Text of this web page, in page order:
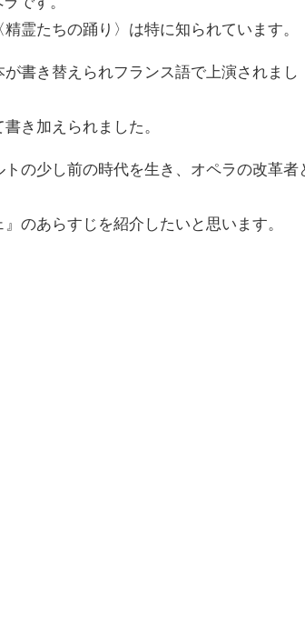
霊たちの踊り〉は特に知られています。
書き替えられフランス語で上演されまし
き加えられました。
の少し前の時代を生き、オペラの改革者
のあらすじを紹介したいと思います。